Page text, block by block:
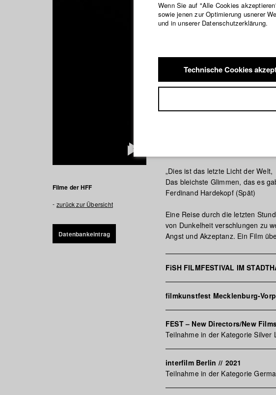
Play
Video
Filme der HFF
zurück zur Übersicht
Datenbankeintrag
„Dies ist das letzte Licht der Welt,
Das bleichste Glimmen, das es
Ferdinand Hardekopf (Spät)
Eine Reise durch die letzten
von Dunkelheit verschlungen zu
Angst und Akzeptanz. Ein Film
FiSH FILMFESTIVAL IM
filmkunstfest Mecklenburg-
FEST – New Directors/New
Teilnahme in der Kategorie Silver
interfilm Berlin // 2021
Teilnahme in der Kategorie
Wenn Sie auf "Alle Cookies
sowie jenen zur Optimierung usnerer
und in unserer Datenschutzerklärung.
Technische Cookies